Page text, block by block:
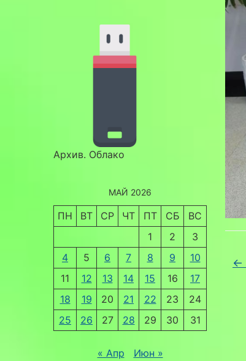
Архив. Облако
МАЙ 2026
ПН ВТ СР ЧТ ПТ СБ
ВС
1
2
3
4
5 6 7 8 9
10
11
12 13 14 15 16
17
18
19 20 21 22 23
24
25
26 27 28 29 30 31
« Апр Июн »
←